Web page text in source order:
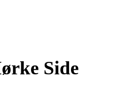
Side